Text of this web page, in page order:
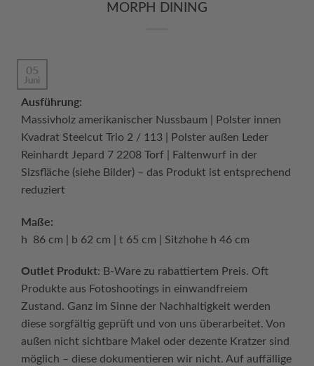
MORPH DINING
05
Juni
Ausführung:
Massivholz amerikanischer Nussbaum | Polster innen
Kvadrat Steelcut Trio 2 / 113 | Polster außen Leder
Reinhardt Jepard 7 2208 Torf | Faltenwurf in der
Sizsfläche (siehe Bilder) – das Produkt ist entsprechend
reduziert
Maße:
h 86 cm | b 62 cm | t 65 cm | Sitzhohe h 46 cm
Outlet Produkt: B-Ware zu rabattiertem Preis. Oft
Produkte aus Fotoshootings in einwandfreiem
Zustand. Ganz im Sinne der Nachhaltigkeit werden
diese sorgfältig geprüft und von uns überarbeitet. Von
außen nicht sichtbare Makel oder dezente Kratzer sind
möglich – diese dokumentieren wir nicht. Auf auffällige